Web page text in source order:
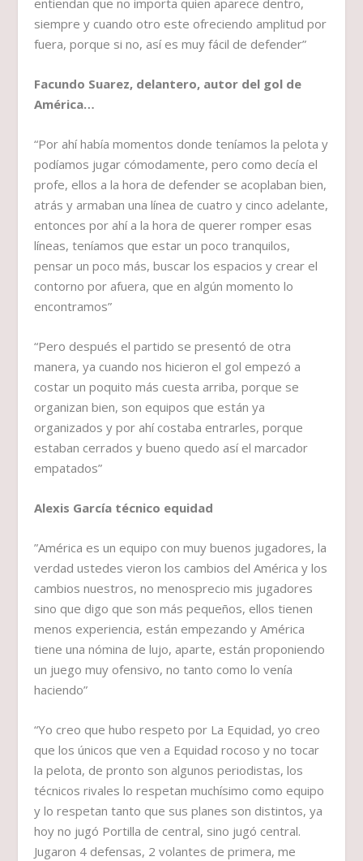
entiendan que no importa quien aparece dentro,
siempre y cuando otro este ofreciendo amplitud por
fuera, porque si no, así es muy fácil de defender”
Facundo Suarez, delantero, autor del gol de
América…
“Por ahí había momentos donde teníamos la pelota y
podíamos jugar cómodamente, pero como decía el
profe, ellos a la hora de defender se acoplaban bien,
atrás y armaban una línea de cuatro y cinco adelante,
entonces por ahí a la hora de querer romper esas
líneas, teníamos que estar un poco tranquilos,
pensar un poco más, buscar los espacios y crear el
contorno por afuera, que en algún momento lo
encontramos”
“Pero después el partido se presentó de otra
manera, ya cuando nos hicieron el gol empezó a
costar un poquito más cuesta arriba, porque se
organizan bien, son equipos que están ya
organizados y por ahí costaba entrarles, porque
estaban cerrados y bueno quedo así el marcador
empatados”
Alexis García técnico equidad
”América es un equipo con muy buenos jugadores, la
verdad ustedes vieron los cambios del América y los
cambios nuestros, no menosprecio mis jugadores
sino que digo que son más pequeños, ellos tienen
menos experiencia, están empezando y América
tiene una nómina de lujo, aparte, están proponiendo
un juego muy ofensivo, no tanto como lo venía
haciendo”
“Yo creo que hubo respeto por La Equidad, yo creo
que los únicos que ven a Equidad rocoso y no tocar
la pelota, de pronto son algunos periodistas, los
técnicos rivales lo respetan muchísimo como equipo
y lo respetan tanto que sus planes son distintos, ya
hoy no jugó Portilla de central, sino jugó central.
Jugaron 4 defensas, 2 volantes de primera, me